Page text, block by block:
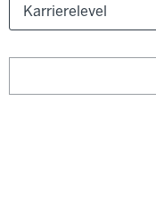
Karrierelevel